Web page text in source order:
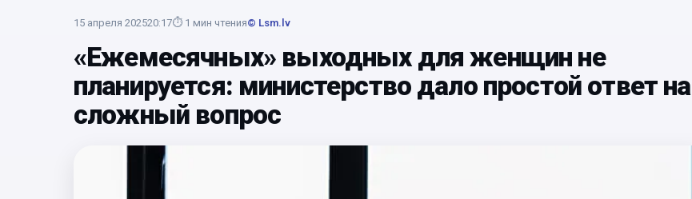
15 апреля 202520:17⏱ 1 мин чтения© Lsm.lv
«Ежемесячных» выходных для женщин не
планируется: министерство дало простой ответ на
сложный вопрос